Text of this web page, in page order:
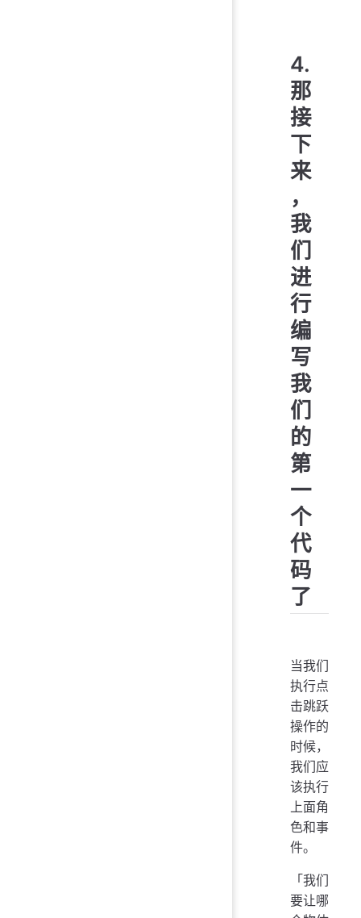
4.
那
接
下
来
，
我
们
进
行
编
写
我
们
的
第
一
个
代
码
了
当我们
执行点
击跳跃
操作的
时候，
我们应
该执行
上面角
色和事
件。
「我们
要让哪